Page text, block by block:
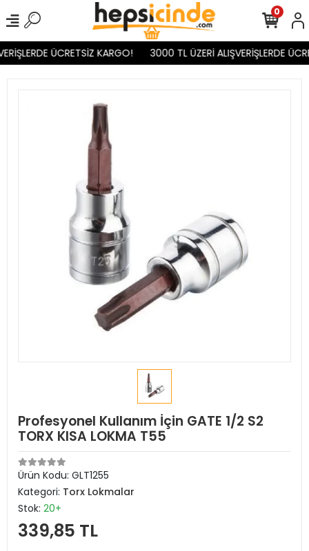
ÜCRETSİZ KARGO! 3000 TL ÜZERİ ALIŞVERİŞLERDE
0
Profesyonel Kullanım İçin GATE 1/2 S2
TORX KISA LOKMA T55
Ürün Kodu: GLT1255
Kategori: Torx Lokmalar
Stok: 20+
339,85 TL